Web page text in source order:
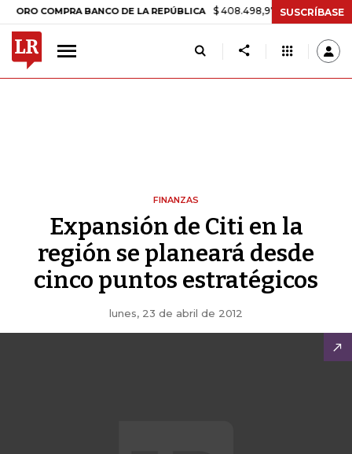
COMPRA BANCO DE LA REPÚBLICA $ 408.498,97 +$ 8.753,81 +2,19%
SUSCRÍBASE
FINANZAS
Expansión de Citi en la
región se planeará desde
cinco puntos estratégicos
lunes, 23 de abril de 2012